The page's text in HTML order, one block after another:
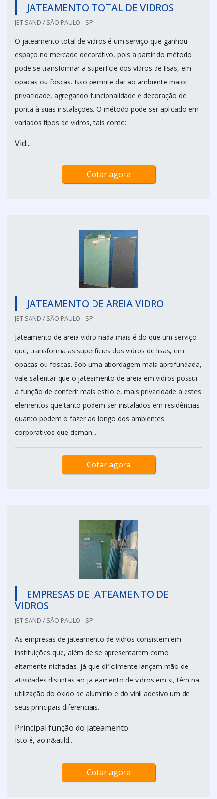
JATEAMENTO TOTAL DE VIDROS
JET SAND / SÃO PAULO - SP
O jateamento total de vidros é um serviço que ganhou
espaço no mercado decorativo, pois a partir do método
pode se transformar a superfície dos vidros de lisas, em
opacas ou foscas. Isso permite dar ao ambiente maior
privacidade, agregando funcionalidade e decoração de
ponta à suas instalações. O método pode ser aplicado em
variados tipos de vidros, tais como:
Vid...
Cotar agora
JATEAMENTO DE AREIA VIDRO
JET SAND / SÃO PAULO - SP
Jateamento de areia vidro nada mais é do que um serviço
que, transforma as superfícies dos vidros de lisas, em
opacas ou foscas. Sob uma abordagem mais aprofundada,
vale salientar que o jateamento de areia em vidros possui
a função de conferir mais estilo e, mais privacidade a estes
elementos que tanto podem ser instalados em residências
quanto podem o fazer ao longo dos ambientes
corporativos que deman...
Cotar agora
EMPRESAS DE JATEAMENTO DE
VIDROS
JET SAND / SÃO PAULO - SP
As empresas de jateamento de vidros consistem em
instituições que, além de se apresentarem como
altamente nichadas, já que dificilmente lançam mão de
atividades distintas ao jateamento de vidros em si, têm na
utilização do óxido de alumínio e do vinil adesivo um de
seus principais diferenciais.
Principal função do jateamento
Isto é, ao n&atild...
Cotar agora